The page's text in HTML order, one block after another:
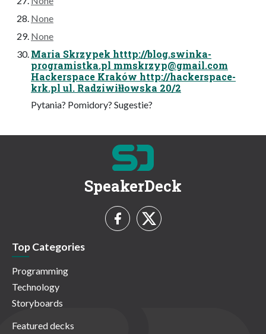
None
None
Maria Skrzypek htttp://blog.swinka-
programistka.pl mmskrzyp@gmail.com
Hackerspace Kraków http://hackerspace-
krk.pl ul. Radziwiłłowska 20/2
Pytania? Pomidory? Sugestie?
SpeakerDeck
Top Categories
Programming
Technology
Storyboards
Featured decks